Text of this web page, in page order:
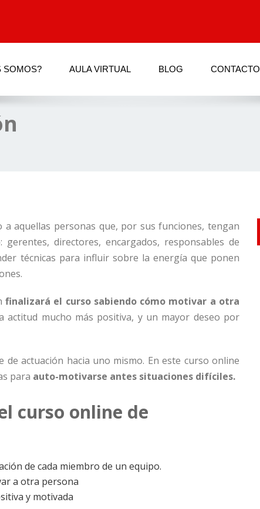
SOMOS? AULA VIRTUAL BLOG CONTACTO
aquellas personas que, por sus funciones, tengan
directores, encargados, responsables de
técnicas para influir sobre la energía que ponen
finalizará el curso sabiendo cómo motivar a otra
actitud mucho más positiva, y un mayor deseo por
actuación hacia uno mismo. En este curso online
para auto-motivarse antes situaciones difíciles.
curso online de
de cada miembro de un equipo.
a otra persona
y motivada